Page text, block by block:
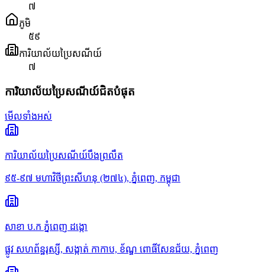
៧
ភូមិ
៥៩
ការិយាល័យប្រៃសណីយ៍
៧
ការិយាល័យប្រៃសណីយ៍ជិតបំផុត
មើលទាំងអស់
ការិយាល័យប្រៃសណីយ៍បឹងព្រលឹត
៩៥-៩៧ មហាវិថីព្រះសីហនុ (២៧៤), ភ្នំពេញ, កម្ពុជា
សាខា ប.ក ភ្នំពេញ ដង្កោ
ផ្លូវ សហព័ន្ឋរុស្សី, សង្កាត់ កាកាប, ខ័ណ្ឌ ពោធិ៍សែនជ័យ, ភ្នំពេញ